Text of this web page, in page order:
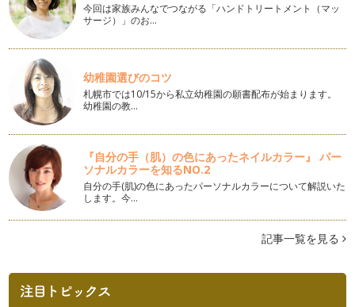
春色の子どもブーケと花冠
黄色いポンポンのミモザや淡いピンクのお花。そんな春らしい
イメージのお花を束ねてブーケをつく…
さくら色の子ども用花冠の作り方
お店には春物も並びそろそろ春らしい色の出番ですね。 今回
は春らしいペールトーンで作…
ひな祭りのアレンジメント
３月３日はひな祭り。子どもたちのすこやかな成長を祈る「雛
祭り」の行事にぴったりのアレンジを…
春を呼ぶミモザの子どもブーケ
春を告げるお花として親しまれているミモザ。 イタリアでは
３月８日を「ミモザの日」と…
庭にある花を気軽にお部屋にも飾って…
今回は家族みんなでつながる「ハンドトリートメント（マッ
サージ）」のお…
幼稚園選びのコツ
札幌市では10/15から私立幼稚園の願書配布が始まります。
幼稚園の教…
『自分の手（肌）の色にあったネイルカラー』 パー
ソナルカラーを知るNO.2
自分の手(肌)の色にあったパーソナルカラーについて解説いた
します。今…
記事一覧を見る